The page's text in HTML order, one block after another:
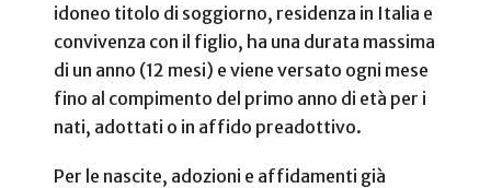
idoneo titolo di soggiorno, residenza in Italia e
convivenza con il figlio, ha una durata massima
di un anno (12 mesi) e viene versato ogni mese
fino al compimento del primo anno di età per i
nati, adottati o in affido preadottivo.
Per le nascite, adozioni e affidamenti già